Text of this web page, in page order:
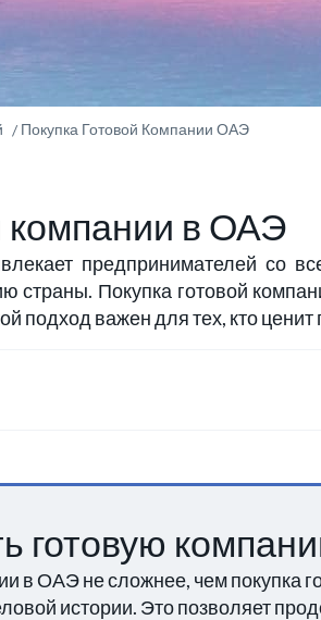
Покупка Готовой Компании ОАЭ
компании в ОАЭ
предпринимателей со
страны. Покупка готовой
подход важен для тех, кто
готовую
в ОАЭ не сложнее, чем покупка
истории. Это позволяет